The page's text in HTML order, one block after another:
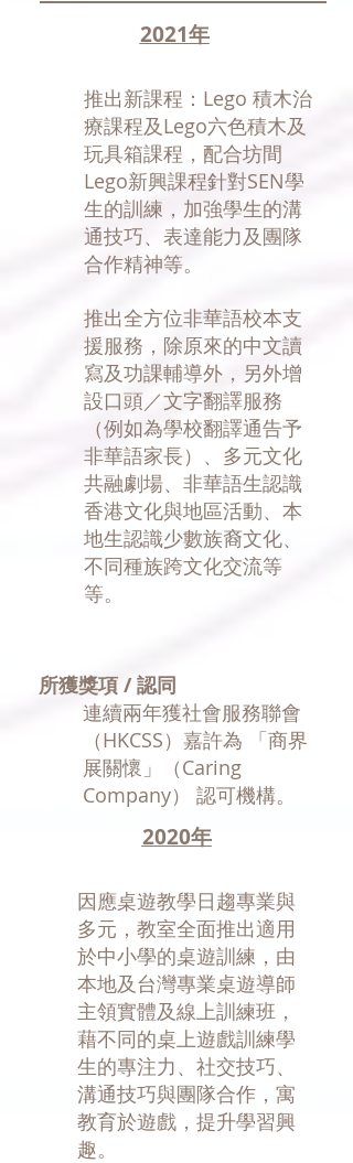
2021年
​推出新課程：Lego 積木治
療課程及Lego六色積木及
玩具箱課程，配合坊間
Lego新興課程針對SEN學
生的訓練，加強學生的溝
通技巧、表達能力及團隊
合作精神等。
推出全方位非華語校本支
援服務，除原來的中文讀
寫及功課輔導外，另外增
設口頭／文字翻譯服務
（例如為學校翻譯通告予
非華語家長）、多元文化
共融劇場、非華語生認識
香港文化與地區活動、本
地生認識少數族裔文化、
不同種族跨文化交流等
等。
所獲獎項 / 認同
連續兩年獲社會服務聯會
（HKCSS）嘉許為 「商界
展關懷」（Caring
Company） 認可機構。
2020年
​因應桌遊教學日趨專業與
多元，教室全面推出適用
於中小學的桌遊訓練，由
本地及台灣專業桌遊導師
主領實體及線上訓練班，
藉不同的桌上遊戲訓練學
生的專注力、社交技巧、
溝通技巧與團隊合作，寓
教育於遊戲，提升學習興
趣。